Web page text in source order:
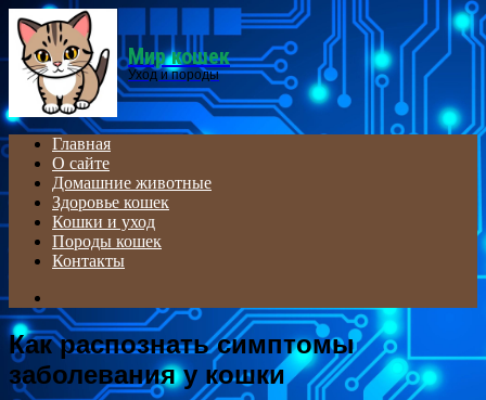
Menu
Мир кошек
Уход и породы
Главная
О сайте
Домашние животные
Здоровье кошек
Кошки и уход
Породы кошек
Контакты
for
Как распознать симптомы
заболевания у кошки